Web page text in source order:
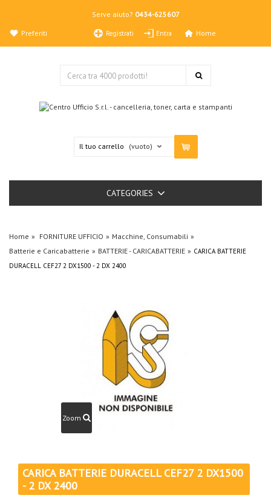
Serve aiuto? 0434-625607
Registrati Entra
Preferiti Home
Il tuo carrello (vuoto)
CATEGORIES
Home FORNITURE UFFICIO
Macchine, Consumabili
Batterie e Caricabatterie
BATTERIE - CARICABATTERIE
CARICA BATTERIE
DURACELL CEF27 2 DX1500 - 2 DX 2400
Zoom
CARICA BATTERIE DURACELL CEF27 2 DX1500
- 2 DX 2400